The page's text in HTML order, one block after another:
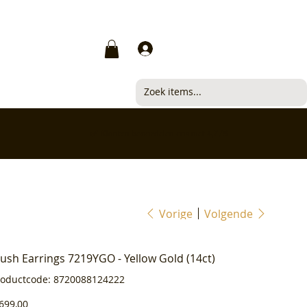
Vorige Volgende
Earrings 7219YGO - Yellow Gold (14ct)
Productcode
8720088124222
8720088124222